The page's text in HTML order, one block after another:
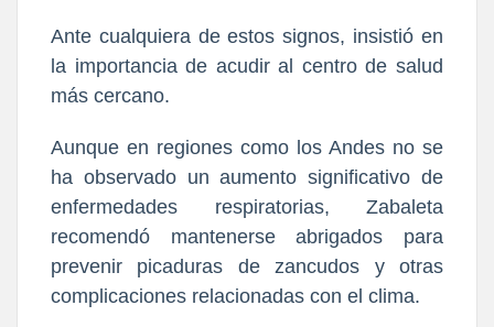
Ante cualquiera de estos signos, insistió en
la importancia de acudir al centro de salud
más cercano.
Aunque en regiones como los Andes no se
ha observado un aumento significativo de
enfermedades respiratorias, Zabaleta
recomendó mantenerse abrigados para
prevenir picaduras de zancudos y otras
complicaciones relacionadas con el clima.